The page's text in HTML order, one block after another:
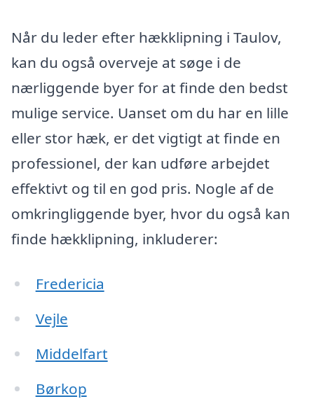
Når du leder efter hækklipning i Taulov,
kan du også overveje at søge i de
nærliggende byer for at finde den bedst
mulige service. Uanset om du har en lille
eller stor hæk, er det vigtigt at finde en
professionel, der kan udføre arbejdet
effektivt og til en god pris. Nogle af de
omkringliggende byer, hvor du også kan
finde hækklipning, inkluderer:
Fredericia
Vejle
Middelfart
Børkop